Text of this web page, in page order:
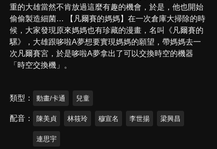
重的大雄當然不肯放過這麼有趣的機會，於是，他也開始
偷偷製造細菌… 【凡爾賽的媽媽】在一次倉庫大掃除的時
候，大家發現原來媽媽也有珍藏的漫畫，名叫《凡爾賽的
騾》，大雄跟哆啦A夢想要實現媽媽的願望，帶媽媽去一
次凡爾賽宮，於是哆啦A夢拿出了可以交換時空的機器
「時空交換機」。
類型 動畫/卡通 兒童
配音 陳美貞 林筱玲 穆宣名 李世揚 梁興昌
連思宇